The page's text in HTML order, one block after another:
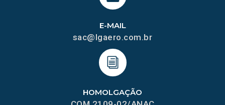
HOMOLGAÇÃO
E-MAIL
sac@lgaero.com.br